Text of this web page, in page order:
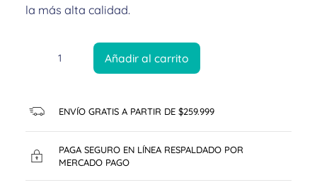
la más alta calidad.
Añadir al carrito
ENVÍO GRATIS A PARTIR DE $259.999
PAGA SEGURO EN LÍNEA RESPALDADO POR
MERCADO PAGO